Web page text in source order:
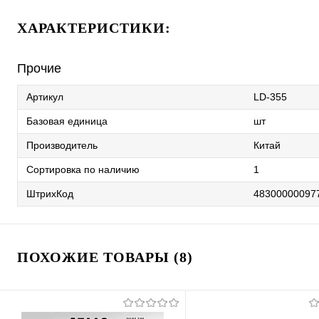
ХАРАКТЕРИСТИКИ:
Прочие
Артикул LD-355
Базовая единица шт
Производитель Китай
Сортировка по наличию 1
ШтрихКод
ПОХОЖИЕ ТОВАРЫ (8)